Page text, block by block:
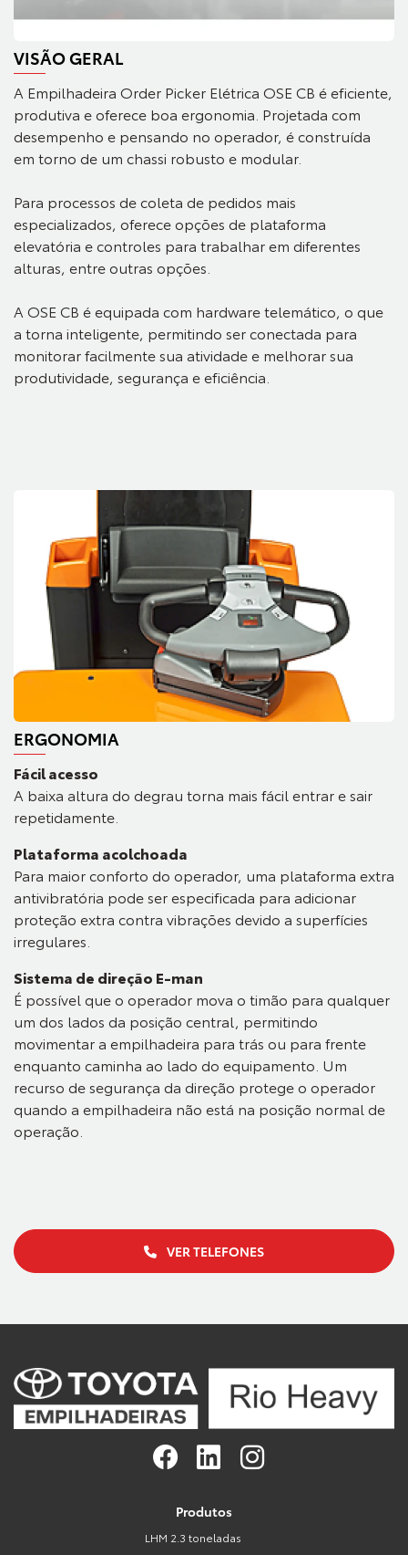
VISÃO GERAL
A Empilhadeira Order Picker Elétrica OSE CB é eficiente,
produtiva e oferece boa ergonomia. Projetada com
desempenho e pensando no operador, é construída
em torno de um chassi robusto e modular.
Para processos de coleta de pedidos mais
especializados, oferece opções de plataforma
elevatória e controles para trabalhar em diferentes
alturas, entre outras opções.
A OSE CB é equipada com hardware telemático, o que
a torna inteligente, permitindo ser conectada para
monitorar facilmente sua atividade e melhorar sua
produtividade, segurança e eficiência.
ERGONOMIA
Fácil acesso
A baixa altura do degrau torna mais fácil entrar e sair
repetidamente.
Plataforma acolchoada
Para maior conforto do operador, uma plataforma extra
antivibratória pode ser especificada para adicionar
proteção extra contra vibrações devido a superfícies
irregulares.
Sistema de direção E-man
É possível que o operador mova o timão para qualquer
um dos lados da posição central, permitindo
movimentar a empilhadeira para trás ou para frente
enquanto caminha ao lado do equipamento. Um
recurso de segurança da direção protege o operador
quando a empilhadeira não está na posição normal de
operação.
VER TELEFONES
Produtos
LHM 2.3 toneladas